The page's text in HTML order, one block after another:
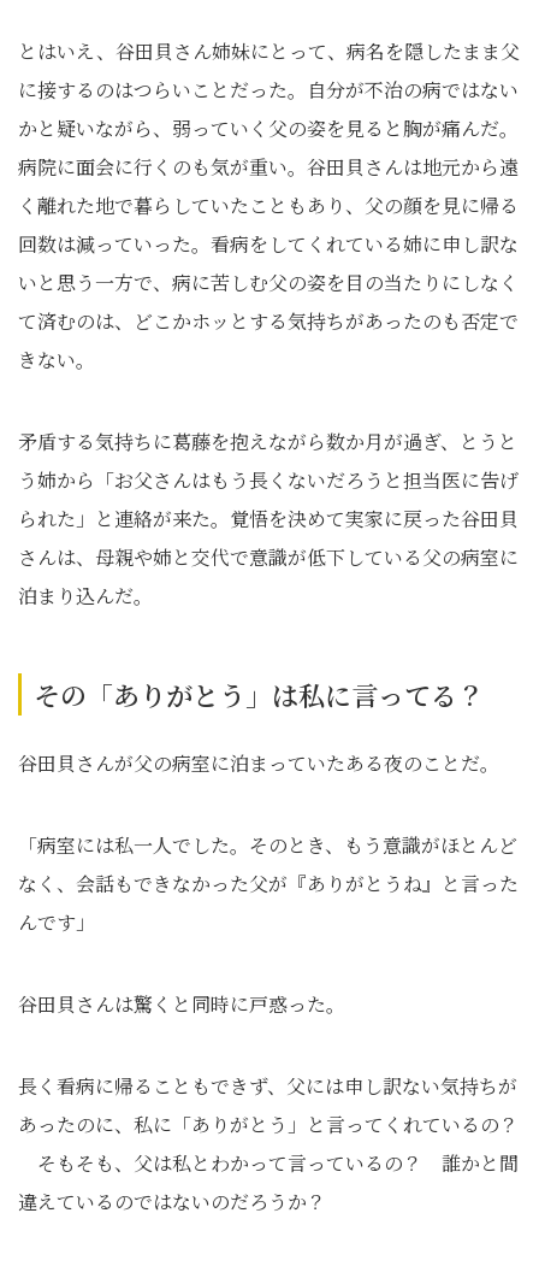
とはいえ、谷田貝さん姉妹にとって、病名を隠したまま父
に接するのはつらいことだった。自分が不治の病ではない
かと疑いながら、弱っていく父の姿を見ると胸が痛んだ。
病院に面会に行くのも気が重い。谷田貝さんは地元から遠
く離れた地で暮らしていたこともあり、父の顔を見に帰る
回数は減っていった。看病をしてくれている姉に申し訳な
いと思う一方で、病に苦しむ父の姿を目の当たりにしなく
て済むのは、どこかホッとする気持ちがあったのも否定で
きない。
矛盾する気持ちに葛藤を抱えながら数か月が過ぎ、とうと
う姉から「お父さんはもう長くないだろうと担当医に告げ
られた」と連絡が来た。覚悟を決めて実家に戻った谷田貝
さんは、母親や姉と交代で意識が低下している父の病室に
泊まり込んだ。
その「ありがとう」は私に言ってる？
谷田貝さんが父の病室に泊まっていたある夜のことだ。
「病室には私一人でした。そのとき、もう意識がほとんど
なく、会話もできなかった父が『ありがとうね』と言った
んです」
谷田貝さんは驚くと同時に戸惑った。
長く看病に帰ることもできず、父には申し訳ない気持ちが
あったのに、私に「ありがとう」と言ってくれているの？
そもそも、父は私とわかって言っているの？ 誰かと間
違えているのではないのだろうか？